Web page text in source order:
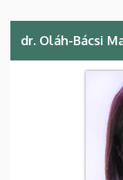
dr. Oláh-Bácsi